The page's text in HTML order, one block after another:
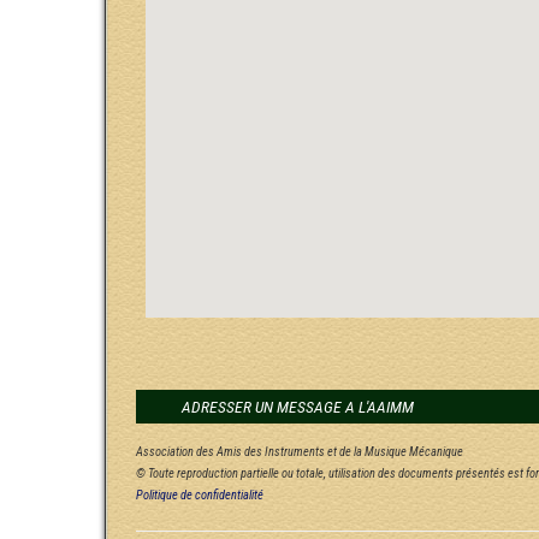
ADRESSER UN MESSAGE A L'AAIMM
Association des Amis des Instruments et de la Musique Mécanique
© Toute reproduction partielle ou totale, utilisation des documents présentés est
Politique de confidentialité